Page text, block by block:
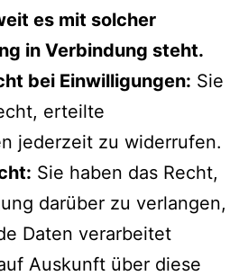
es mit solcher
in Verbindung steht.
bei Einwilligungen: Sie
erteilte
jederzeit zu widerrufen.
Sie haben das Recht,
darüber zu verlangen,
Daten verarbeitet
Auskunft über diese